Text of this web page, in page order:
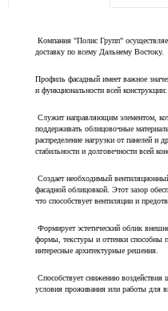
Компания "Полис Групп"
доставку по всему Дальнему Востоку.
Профиль фасадный имеет важное
и функциональности всей конструкции:
Служит направляющим элементом,
поддерживать облицовочные
распределение нагрузки от панелей и
стабильности и долговечности всей
Создает необходимый
фасадной облицовкой. Этот зазор
что способствует вентиляции и
Формирует эстетический облик
формы, текстуры и оттенки способны
интересные архитектурные решения.
Способствует снижению воздействия
условия проживания или работы для